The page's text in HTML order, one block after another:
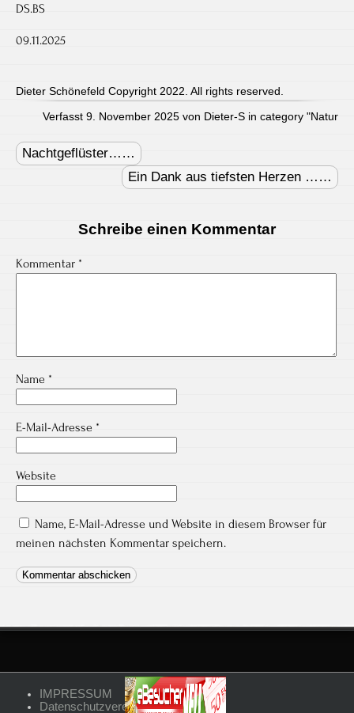
DS.BS
09.11.2025
Dieter Schönefeld Copyright 2022. All rights reserved.
Verfasst 9. November 2025 von Dieter-S in category "Natur
navigation
Nachtgeflüster……
Ein Dank aus tiefsten Herzen ……
Schreibe einen Kommentar
Kommentar *
Name *
E-Mail-Adresse *
Website
Name, E-Mail-Adresse und Website in diesem Browser für
meinen nächsten Kommentar speichern.
IMPRESSUM
Datenschutzvereinbarungen